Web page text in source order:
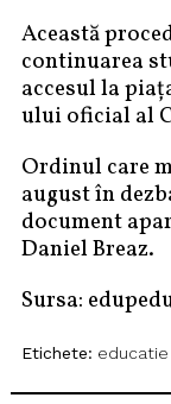
Această
continuarea
accesul la
ului oficial al
Ordinul care
august în
document
Daniel Breaz.
Sursa:
Etichete: educatie